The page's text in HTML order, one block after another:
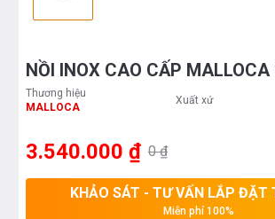
NỒI INOX CAO CẤP
Thương hiệu
MALLOCA
Xuất xứ
3.540.000 ₫ 0 ₫
KHẢO SÁT - TƯ VẤN LẮP ĐẶT
Miễn phí 100%